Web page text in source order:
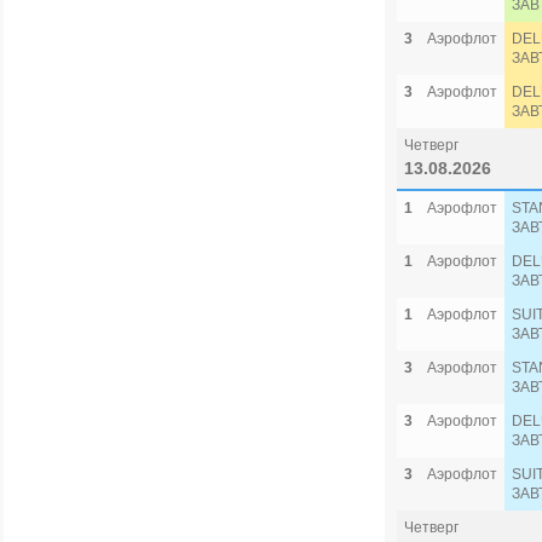
3
Аэрофлот
3
Аэрофлот
Четверг
13.08.2026
1 Аэрофлот
1
Аэрофлот
1
Аэрофлот
3
Аэрофлот
3
Аэрофлот
3
Аэрофлот
Четверг